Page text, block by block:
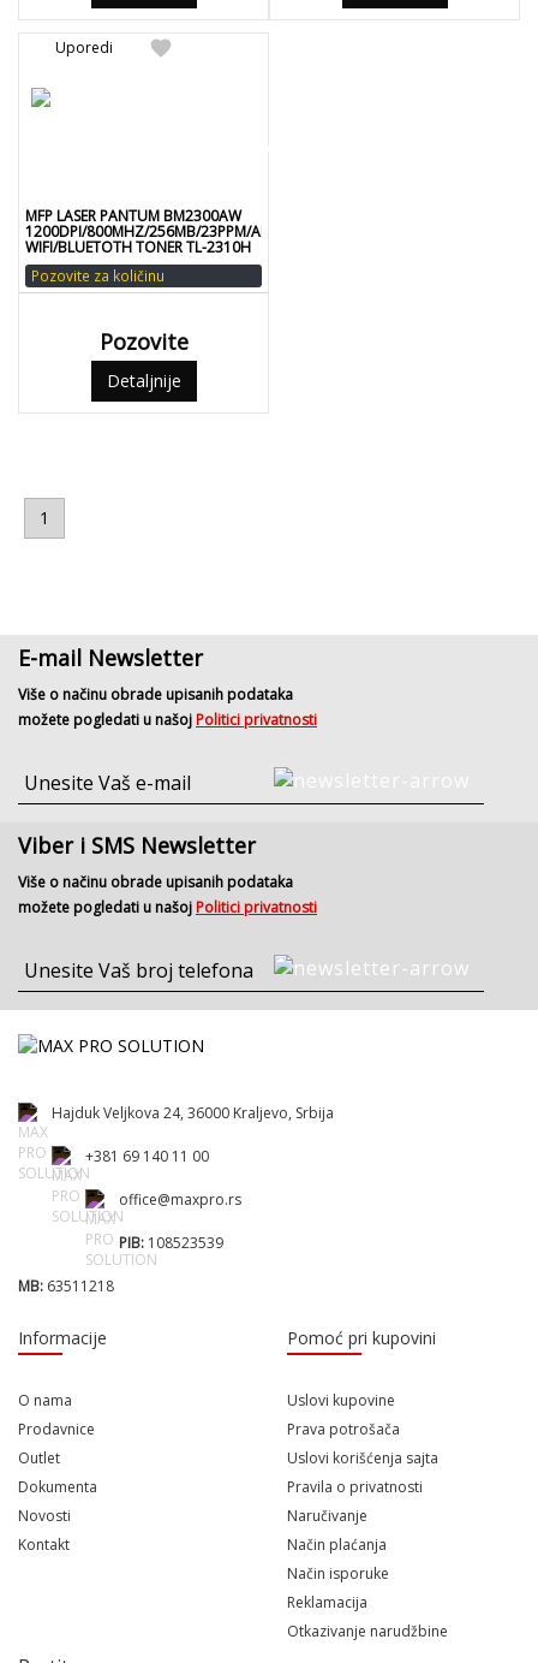
favorite
Uporedi
MFP LASER PANTUM BM2300AW
1200DPI/800MHZ/256MB/23PPM/ADF/USB/LAN/DUAL
WIFI/BLUETOTH TONER TL-2310H
Pozovite za količinu
Pozovite
Detaljnije
1
E-mail Newsletter
Više o načinu obrade upisanih podataka
možete pogledati u našoj Politici privatnosti
Viber i SMS Newsletter
Više o načinu obrade upisanih podataka
možete pogledati u našoj Politici privatnosti
Hajduk Veljkova 24, 36000 Kraljevo, Srbija
+381 69 140 11 00
office@maxpro.rs
PIB: 108523539
MB: 63511218
Informacije
O nama
Prodavnice
Outlet
Dokumenta
Novosti
Kontakt
Pomoć pri kupovini
Uslovi kupovine
Prava potrošača
Uslovi korišćenja sajta
Pravila o privatnosti
Naručivanje
Način plaćanja
Način isporuke
Reklamacija
Otkazivanje narudžbine